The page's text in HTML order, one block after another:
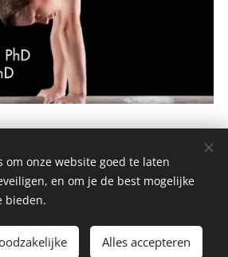
107, 9100 Sint-Niklaas BTW
, hallo@studiosantee.be
doorWebnode Cookies
om onze website goed te laten
en om je de best mogelijke
bieden.
Alles accepteren